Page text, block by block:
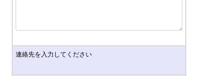
連絡先を入力してください